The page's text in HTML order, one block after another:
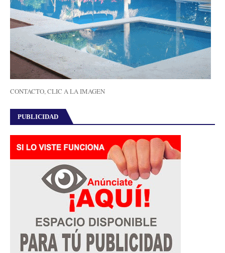
CONTACTO, CLIC A LA IMAGEN
PUBLICIDAD